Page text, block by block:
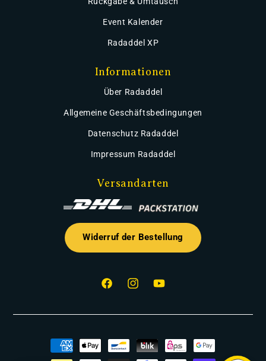
Event Kalender
Radaddel XP
Informationen
Über Radaddel
Allgemeine Geschäftsbedingungen
Datenschutz Radaddel
Impressum Radaddel
Versandarten
Widerruf der Bestellung
FacebookInstagramYouTube
Zahlungsmethoden